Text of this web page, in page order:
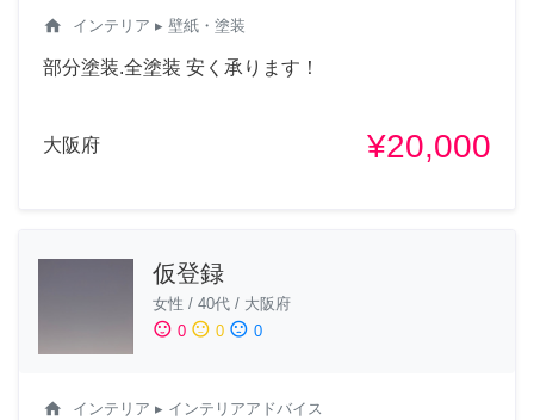
home インテリア ▸ 壁紙・塗装
部分塗装.全塗装 安く承ります！
大阪府 ¥20,000
仮登録
女性 / 40代 / 大阪府
sentiment_satisfied 0 sentiment_neutral 0 sentiment_dissatisfied 0
home インテリア ▸ インテリアアドバイス